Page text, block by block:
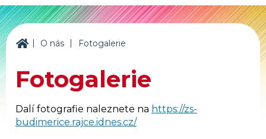
ZŠ Budiměřice
| O nás | Fotogalerie
Fotogalerie
Dalí fotografie naleznete na https://zs-
budimerice.rajce.idnes.cz/